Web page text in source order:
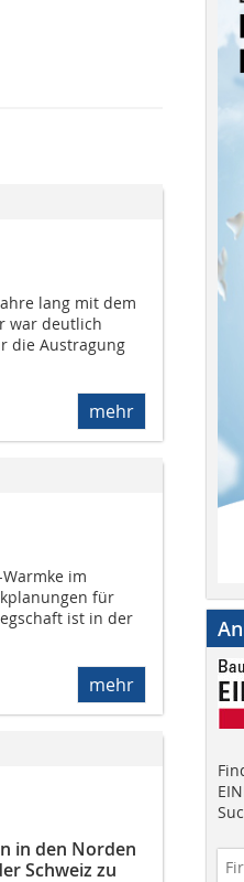
lang mit dem
war deutlich
die Austragung
mehr
im
für
ist in der
mehr
in den Norden
Schweiz zu